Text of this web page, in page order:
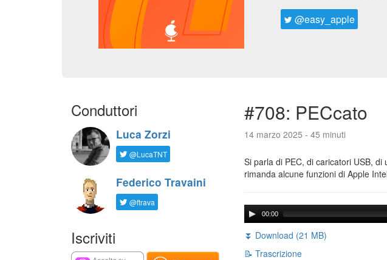
@easy_apple
Conduttori
Luca Zorzi
@LucaTNT
Federico Travaini
@ftrava
Iscriviti
#708: PECcato
14 marzo 2025 - 45 minuti
Si parla di PEC, di caricatori USB,
rimanda alcune funzioni di Apple
00:00
⏬ Download (21 MB)
📝 Trascrizione